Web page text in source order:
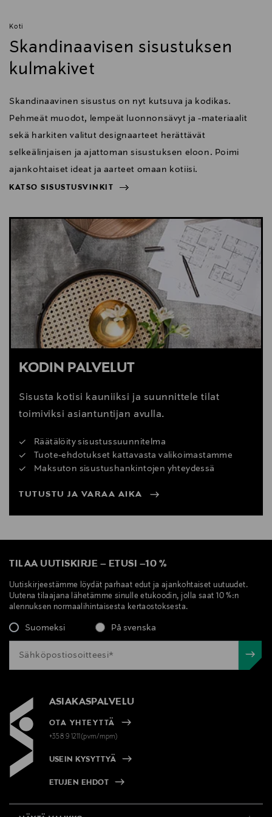
Koti
Skandinaavisen sisustuksen
kulmakivet
Skandinaavinen sisustus on nyt kutsuva ja kodikas.
Pehmeät muodot, lempeät luonnonsävyt ja -materiaalit
sekä harkiten valitut designaarteet herättävät
selkeälinjaisen ja ajattoman sisustuksen eloon. Poimi
ajankohtaiset ideat ja aarteet omaan kotiisi.
KATSO SISUSTUSVINKIT
KATSO SISUSTUSVINKIT
KODIN PALVELUT
Sisusta kotisi kauniiksi ja suunnittele tilat
toimiviksi asiantuntijan avulla.
Räätälöity sisustussuunnitelma
Tuote-ehdotukset kattavasta valikoimastamme
Maksuton sisustushankintojen yhteydessä
TUTUSTU JA VARAA AIKA
TILAA UUTISKIRJE – ETUSI –10 %
Uutiskirjeestämme löydät parhaat edut ja ajankohtaiset uutuudet.
Uutena tilaajana lähetämme sinulle etukoodin, jolla saat 10 %:n
alennuksen normaalihintaisesta kertaostoksesta.
Suomeksi På svenska
ASIAKASPALVELU
OTA YHTEYTTÄ
+358 9 1211(pvm/mpm)
USEIN KYSYTTYÄ
ETUJEN EHDOT